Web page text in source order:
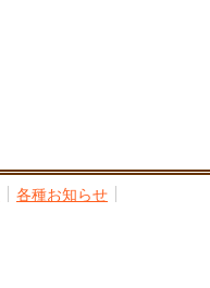
各種お知らせ